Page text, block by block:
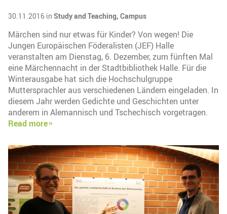
30.11.2016 in Study and Teaching, Campus
Märchen sind nur etwas für Kinder? Von wegen! Die
Jungen Europäischen Föderalisten (JEF) Halle
veranstalten am Dienstag, 6. Dezember, zum fünften Mal
eine Märchennacht in der Stadtbibliothek Halle. Für die
Winterausgabe hat sich die Hochschulgruppe
Muttersprachler aus verschiedenen Ländern eingeladen. In
diesem Jahr werden Gedichte und Geschichten unter
anderem in Alemannisch und Tschechisch vorgetragen.
Read more